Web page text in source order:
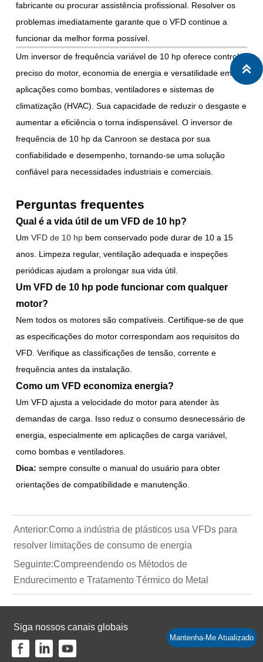
fabricante ou procurar assistência profissional. Resolver os
problemas imediatamente garante que o VFD continue a
funcionar da melhor forma possível.
Um inversor de frequência variável de 10 hp oferece controle
preciso do motor, economia de energia e versatilidade em
aplicações como bombas, ventiladores e sistemas de
climatização (HVAC). Sua capacidade de reduzir o desgaste e
aumentar a eficiência o torna indispensável. O inversor de
frequência de 10 hp da Canroon se destaca por sua
confiabilidade e desempenho, tornando-se uma solução
confiável para necessidades industriais e comerciais.
Perguntas frequentes
Qual é a vida útil de um VFD de 10 hp?
UmVFD de 10 hp bem conservado pode durar de 10 a 15
anos. Limpeza regular, ventilação adequada e inspeções
periódicas ajudam a prolongar sua vida útil.
Um VFD de 10 hp pode funcionar com qualquer
motor?
Nem todos os motores são compatíveis. Certifique-se de que
as especificações do motor correspondam aos requisitos do
VFD. Verifique as classificações de tensão, corrente e
frequência antes da instalação.
Como um VFD economiza energia?
Um VFD ajusta a velocidade do motor para atender às
demandas de carga. Isso reduz o consumo desnecessário de
energia, especialmente em aplicações de carga variável,
como bombas e ventiladores.
Dica: sempre consulte o manual do usuário para obter
orientações de compatibilidade e manutenção.
Anterior:Como a indústria de plásticos usa VFDs para
resolver limitações de consumo de energia
Seguinte:Compreendendo os Métodos de
Endurecimento e Tratamento Térmico do Metal
Siga nossos canais globais
Mantenha-Me Atualizado
